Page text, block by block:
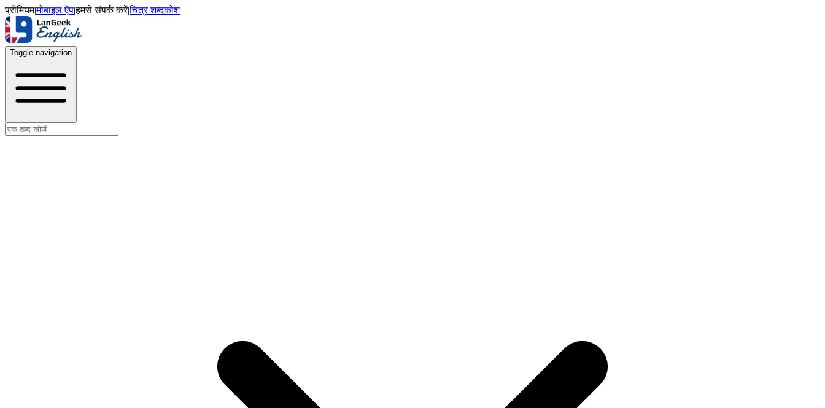
प्रीमियम|मोबाइल ऐप|हमसे संपर्क करें|चित्र शब्दकोश
Toggle navigation